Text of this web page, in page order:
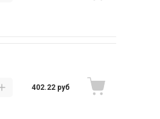
402.22 руб